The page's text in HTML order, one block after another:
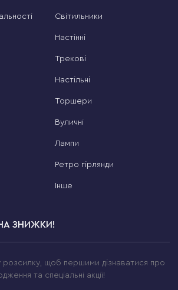
Світильники
Настінні
Трекові
Настільні
Торшери
Вуличні
Лампи
Ретро гірлянди
Інше
ЗНИЖКИ!
розсилку, щоб першими дізнаватися про
та спеціальні акції!